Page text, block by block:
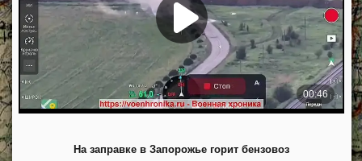
На заправке в Запорожье горит бензовоз